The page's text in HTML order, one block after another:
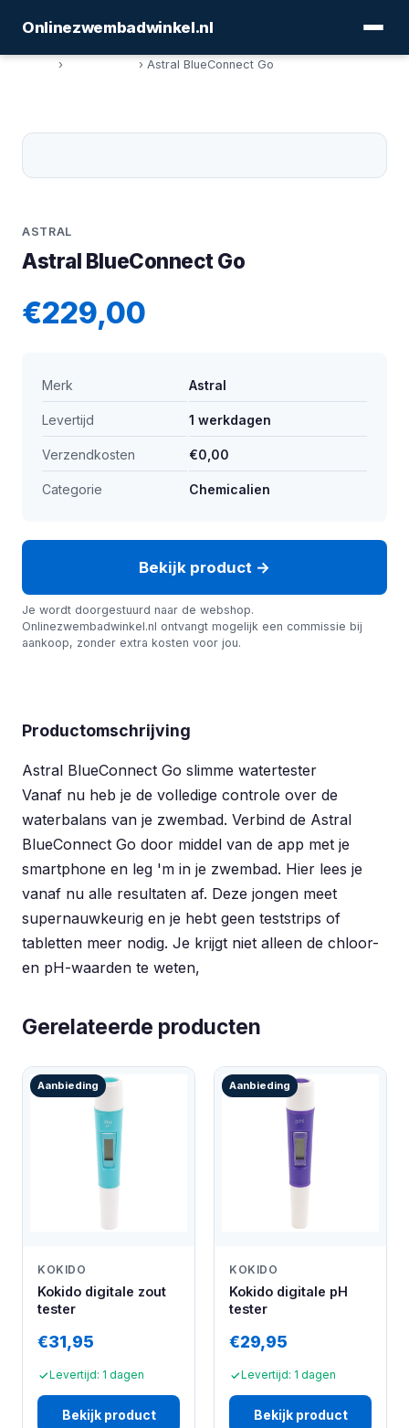
Onlinezwembadwinkel.nl
› › Astral BlueConnect Go
ASTRAL
Astral BlueConnect Go
€229,00
Merk Astral
Levertijd 1 werkdagen
Verzendkosten €0,00
Categorie Chemicalien
Bekijk product →
Je wordt doorgestuurd naar de webshop.
Onlinezwembadwinkel.nl ontvangt mogelijk een commissie bij
aankoop, zonder extra kosten voor jou.
Productomschrijving
Astral BlueConnect Go slimme watertester
Vanaf nu heb je de volledige controle over de
waterbalans van je zwembad. Verbind de Astral
BlueConnect Go door middel van de app met je
smartphone en leg 'm in je zwembad. Hier lees je
vanaf nu alle resultaten af. Deze jongen meet
supernauwkeurig en je hebt geen teststrips of
tabletten meer nodig. Je krijgt niet alleen de chloor-
en pH-waarden te weten,
Gerelateerde producten
Aanbieding
KOKIDO
Kokido digitale zout
tester
€31,95
Levertijd: 1 dagen
Bekijk product
Aanbieding
KOKIDO
Kokido digitale pH
tester
€29,95
Levertijd: 1 dagen
Bekijk product